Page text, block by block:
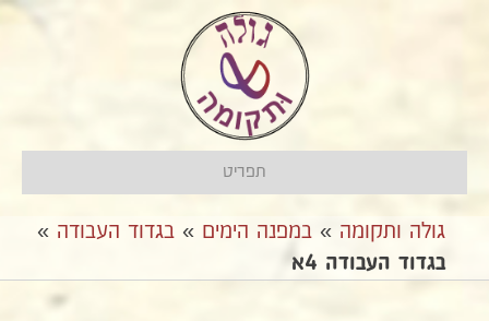
תפריט
גולה ותקומה » במפנה הימים » בגדוד העבודה »
בגדוד העבודה 4א